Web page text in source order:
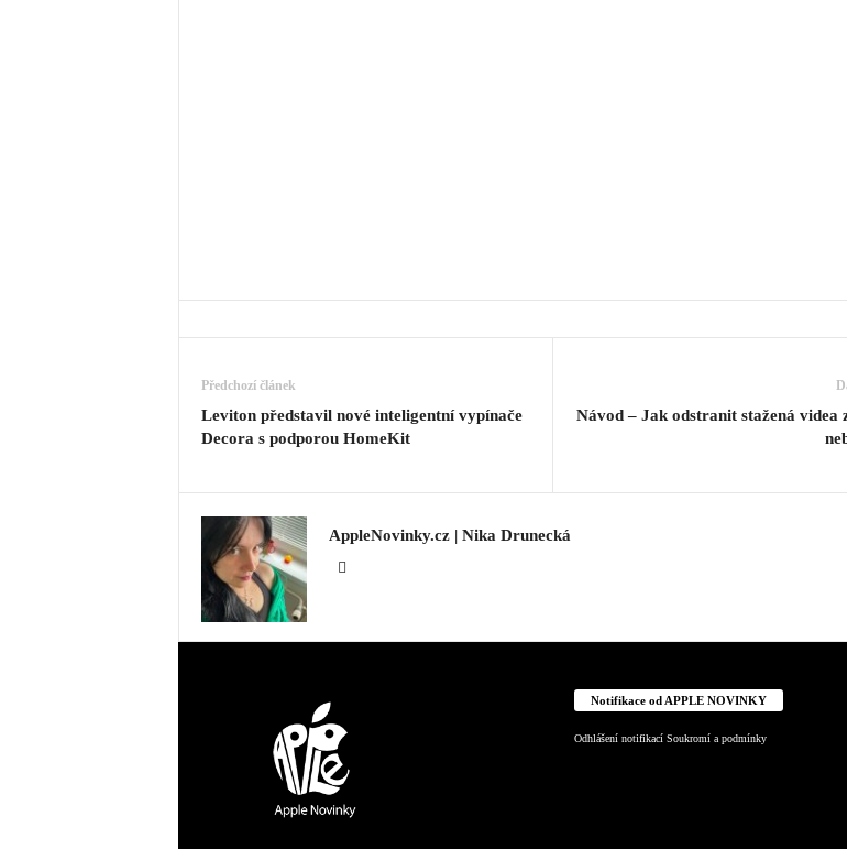
Předchozí článek
Leviton představil nové inteligentní vypínače
Decora s podporou HomeKit
Návod – Jak odstranit stažená videa
AppleNovinky.cz | Nika Drunecká
Notifikace od APPLE NOVINKY
Odhlášení notifikací Soukromí a podmínky